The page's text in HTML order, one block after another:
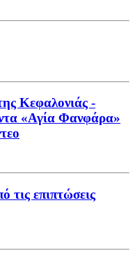
Κεφαλονιάς -
«Αγία Φανφάρα»
επιπτώσεις